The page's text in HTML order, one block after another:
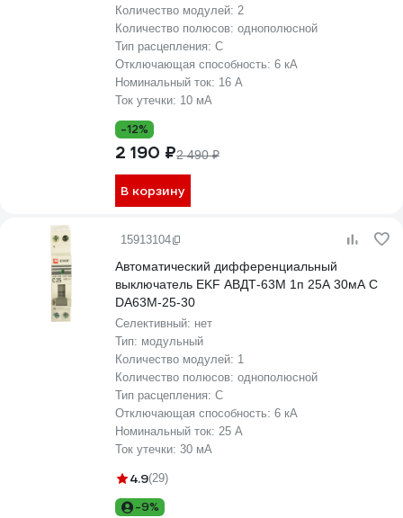
Количество модулей: 2
Количество полюсов: однополюсной
Тип расцепления: C
Отключающая способность: 6 кА
Номинальный ток: 16 А
Ток утечки: 10 мА
-12%
2 190 ₽2 490 ₽
В корзину
15913104
Автоматический дифференциальный
выключатель EKF АВДТ-63М 1п 25А 30мА С
DA63M-25-30
Селективный: нет
Тип: модульный
Количество модулей: 1
Количество полюсов: однополюсной
Тип расцепления: C
Отключающая способность: 6 кА
Номинальный ток: 25 А
Ток утечки: 30 мА
4.9(29)
-9%